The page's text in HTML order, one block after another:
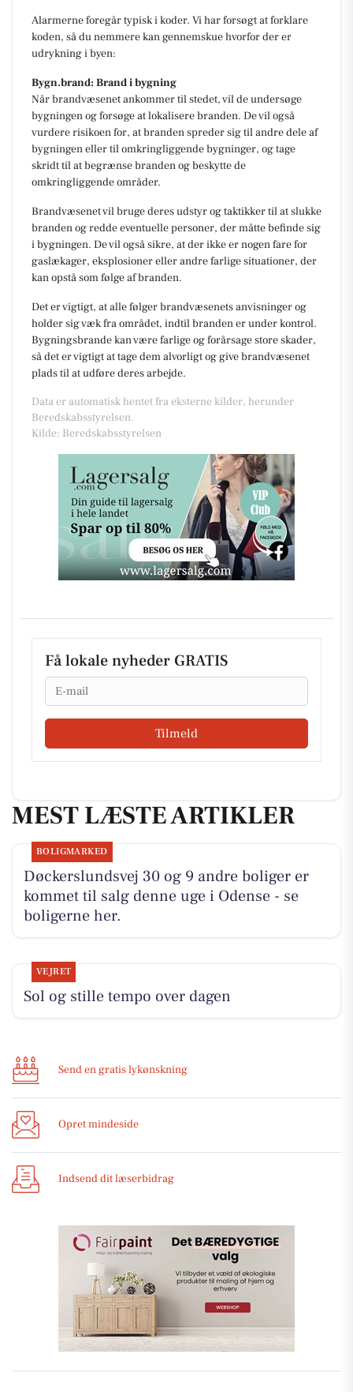
Alarmerne foregår typisk i koder. Vi har forsøgt at forklare
koden, så du nemmere kan gennemskue hvorfor der er
udrykning i byen:
Bygn.brand: Brand i bygning
Når brandvæsenet ankommer til stedet, vil de undersøge
bygningen og forsøge at lokalisere branden. De vil også
vurdere risikoen for, at branden spreder sig til andre dele af
bygningen eller til omkringliggende bygninger, og tage
skridt til at begrænse branden og beskytte de
omkringliggende områder.
Brandvæsenet vil bruge deres udstyr og taktikker til at slukke
branden og redde eventuelle personer, der måtte befinde sig
i bygningen. De vil også sikre, at der ikke er nogen fare for
gaslækager, eksplosioner eller andre farlige situationer, der
kan opstå som følge af branden.
Det er vigtigt, at alle følger brandvæsenets anvisninger og
holder sig væk fra området, indtil branden er under kontrol.
Bygningsbrande kan være farlige og forårsage store skader,
så det er vigtigt at tage dem alvorligt og give brandvæsenet
plads til at udføre deres arbejde.
Data er automatisk hentet fra eksterne kilder, herunder
Beredskabsstyrelsen.
Kilde: Beredskabsstyrelsen
Få lokale nyheder GRATIS
Email
Tilmeld
MEST LÆSTE ARTIKLER
BOLIGMARKED
Døckerslundsvej 30 og 9 andre boliger er
kommet til salg denne uge i Odense - se
boligerne her.
VEJRET
Sol og stille tempo over dagen
Send en gratis lykønskning
Opret mindeside
Indsend dit læserbidrag